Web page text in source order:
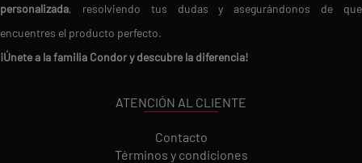
personalizada, resolviendo tus dudas y asegurándonos de que
encuentres el producto perfecto.
¡Únete a la familia Condor y descubre la diferencia!
ATENCIÓN AL CLIENTE
Contacto
Términos y condiciones